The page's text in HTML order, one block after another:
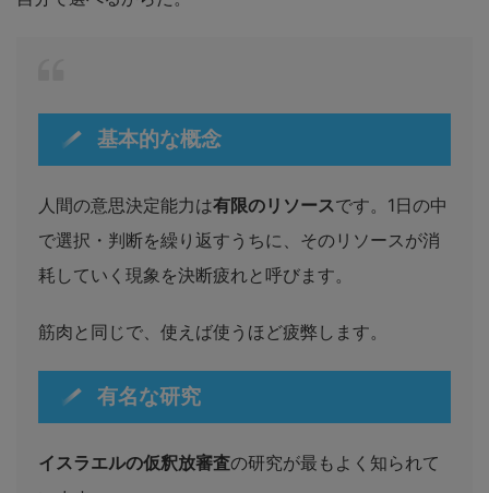
基本的な概念
人間の意思決定能力は有限のリソースです。1日の中
で選択・判断を繰り返すうちに、そのリソースが消
耗していく現象を決断疲れと呼びます。
筋肉と同じで、使えば使うほど疲弊します。
有名な研究
イスラエルの仮釈放審査の研究が最もよく知られて